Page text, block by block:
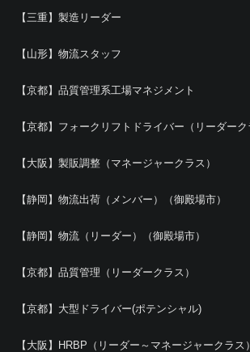
【三重】製造リーダー
【山形】物流スタッフ
【京都】品質管理系工場マネジメント
【京都】フォークリフトドライバー（リーダーク
【大阪】製販調整（マネージャークラス）
【静岡】物流出荷（メンバー）（御殿場市）
【静岡】物流（リーダー）（御殿場市）
【京都】品質管理（リーダークラス）
【京都】大型ドライバー(ポテンシャル)
【大阪】HRBP（リーダー～マネージャークラス）